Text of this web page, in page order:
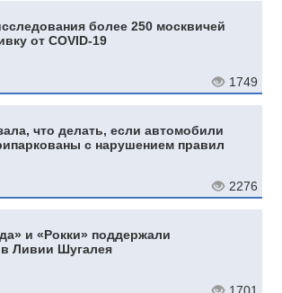
более 250 москвичей
от COVID-19
1749
что делать, если автомобили
с нарушением правил
2276
и «Рокки» поддержали
в Ливии Шугалея
1701